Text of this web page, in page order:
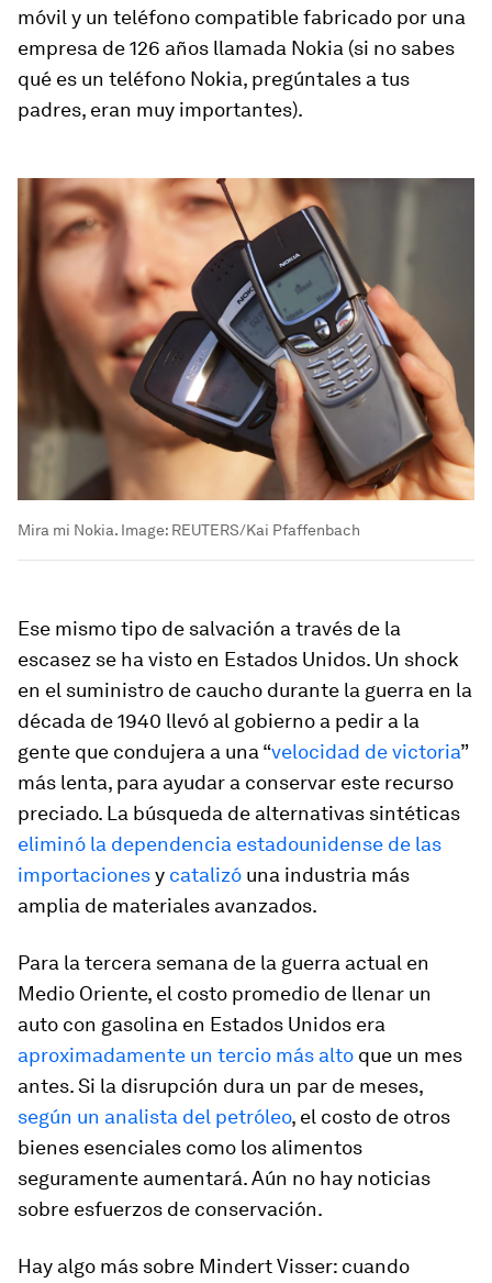
móvil y un teléfono compatible fabricado por una
empresa de 126 años llamada Nokia (si no sabes
qué es un teléfono Nokia, pregúntales a tus
padres, eran muy importantes).
Mira mi Nokia. Image: REUTERS/Kai Pfaffenbach
Ese mismo tipo de salvación a través de la
escasez se ha visto en Estados Unidos. Un shock
en el suministro de caucho durante la guerra en la
década de 1940 llevó al gobierno a pedir a la
gente que condujera a una “velocidad de victoria”
más lenta, para ayudar a conservar este recurso
preciado. La búsqueda de alternativas sintéticas
eliminó la dependencia estadounidense de las
importacionesy catalizó una industria más
amplia de materiales avanzados.
Para la tercera semana de la guerra actual en
Medio Oriente, el costo promedio de llenar un
auto con gasolina en Estados Unidos era
aproximadamente un tercio más alto que un mes
antes. Si la disrupción dura un par de meses,
según un analista del petróleo, el costo de otros
bienes esenciales como los alimentos
seguramente aumentará. Aún no hay noticias
sobre esfuerzos de conservación.
Hay algo más sobre Mindert Visser: cuando